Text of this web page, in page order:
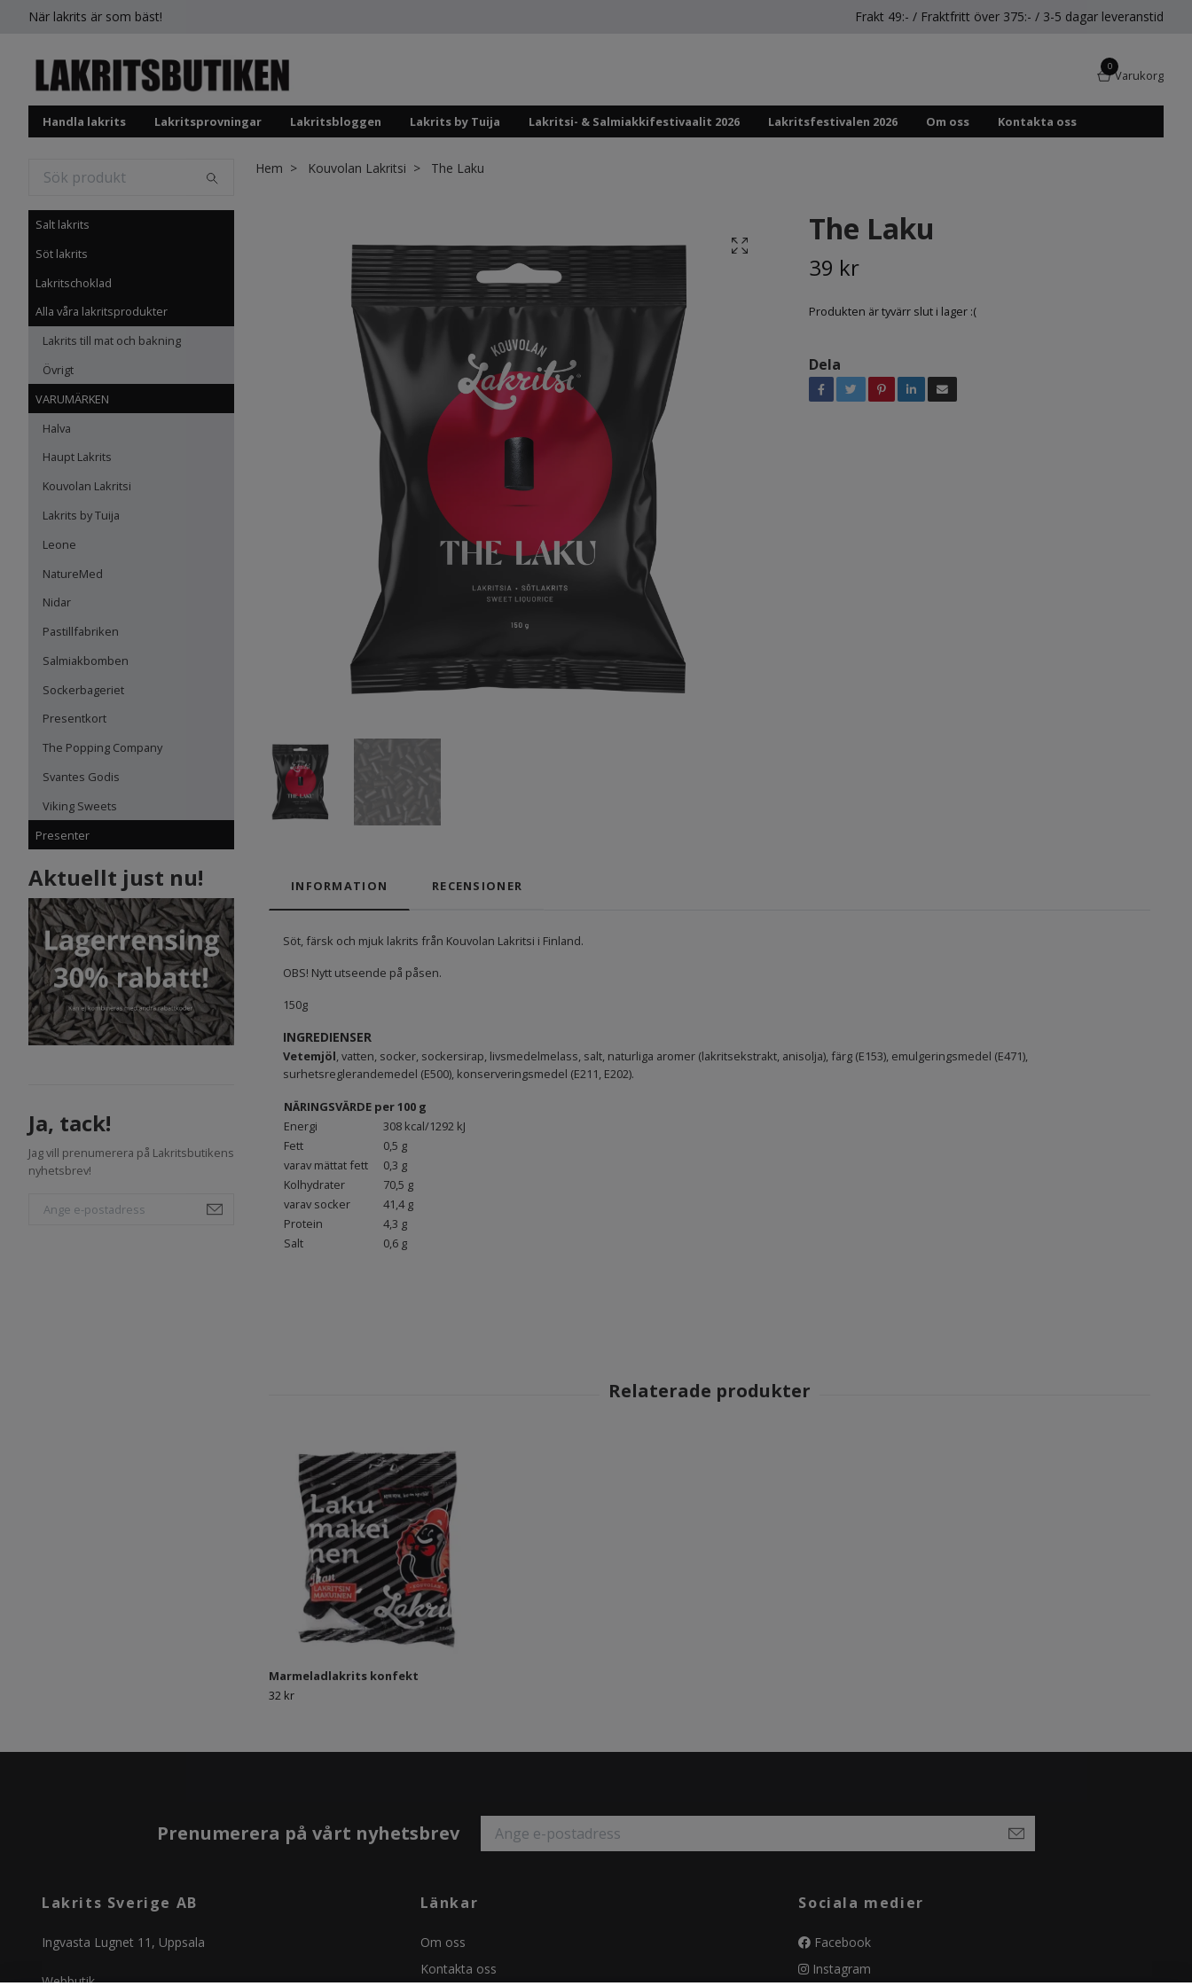
När lakrits är som bäst! Frakt 49:- / Fraktfritt över 375:- / 3-5 dagar leveranstid
0
Varukorg
Handla lakrits Lakritsprovningar Lakritsbloggen Lakrits by Tuija Lakritsi- & Salmiakkifestivaalit 2026 Lakritsfestivalen 2026 Om oss Kontakta oss
Salt lakrits
Söt lakrits
Lakritschoklad
Alla våra lakritsprodukter
Lakrits till mat och bakning
Övrigt
VARUMÄRKEN
Halva
Haupt Lakrits
Kouvolan Lakritsi
Lakrits by Tuija
Leone
NatureMed
Nidar
Pastillfabriken
Salmiakbomben
Sockerbageriet
Presentkort
The Popping Company
Svantes Godis
Viking Sweets
Presenter
Aktuellt just nu!
Ja, tack!
Jag vill prenumerera på Lakritsbutikens
nyhetsbrev!
Hem Kouvolan Lakritsi The Laku
The Laku
39 kr
Produkten är tyvärr slut i lager :(
Dela
INFORMATION RECENSIONER
Söt, färsk och mjuk lakrits från Kouvolan Lakritsi i Finland.
OBS! Nytt utseende på påsen.
150g
INGREDIENSER
Vetemjöl, vatten, socker, sockersirap, livsmedelmelass, salt, naturliga aromer (lakritsekstrakt, anisolja), färg (E153), emulgeringsmedel (E471),
surhetsreglerandemedel (E500), konserveringsmedel (E211, E202).
NÄRINGSVÄRDE per 100 g
Energi
308 kcal/1292 kJ
Fett
0,5 g
varav mättat fett
0,3 g
Kolhydrater
70,5 g
varav socker
41,4 g
Protein
4,3 g
Salt
0,6 g
Marmeladlakrits konfekt
32 kr
Prenumerera på vårt nyhetsbrev
Lakrits Sverige AB
Ingvasta Lugnet 11, Uppsala
Webbutik
Länkar
Om oss
Kontakta oss
Sociala medier
Facebook
Instagram